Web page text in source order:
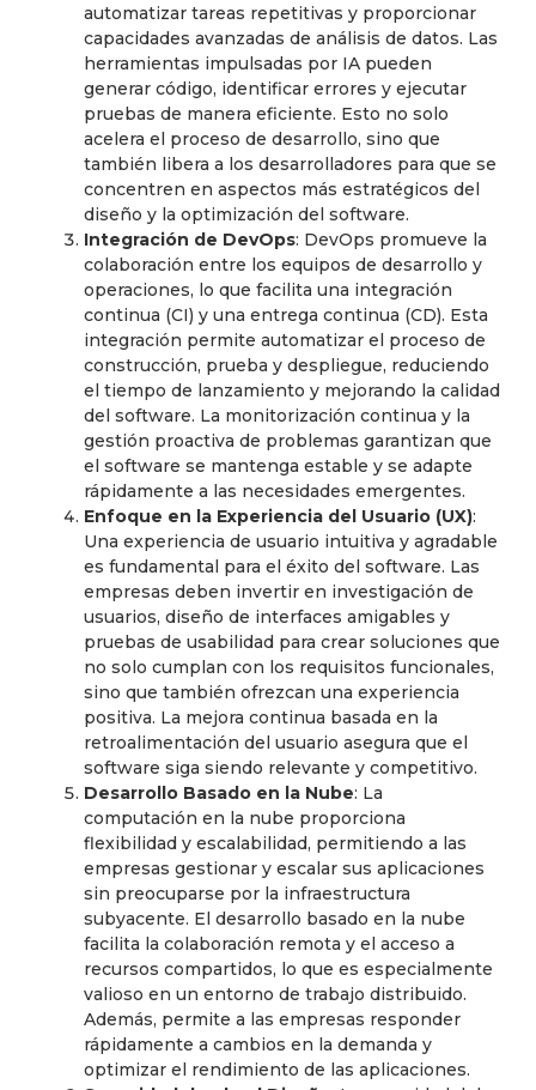
automatizar tareas repetitivas y proporcionar
capacidades avanzadas de análisis de datos. Las
herramientas impulsadas por IA pueden
generar código, identificar errores y ejecutar
pruebas de manera eficiente. Esto no solo
acelera el proceso de desarrollo, sino que
también libera a los desarrolladores para que se
concentren en aspectos más estratégicos del
diseño y la optimización del software.
Integración de DevOps: DevOps promueve la
colaboración entre los equipos de desarrollo y
operaciones, lo que facilita una integración
continua (CI) y una entrega continua (CD). Esta
integración permite automatizar el proceso de
construcción, prueba y despliegue, reduciendo
el tiempo de lanzamiento y mejorando la calidad
del software. La monitorización continua y la
gestión proactiva de problemas garantizan que
el software se mantenga estable y se adapte
rápidamente a las necesidades emergentes.
Enfoque en la Experiencia del Usuario (UX):
Una experiencia de usuario intuitiva y agradable
es fundamental para el éxito del software. Las
empresas deben invertir en investigación de
usuarios, diseño de interfaces amigables y
pruebas de usabilidad para crear soluciones que
no solo cumplan con los requisitos funcionales,
sino que también ofrezcan una experiencia
positiva. La mejora continua basada en la
retroalimentación del usuario asegura que el
software siga siendo relevante y competitivo.
Desarrollo Basado en la Nube: La
computación en la nube proporciona
flexibilidad y escalabilidad, permitiendo a las
empresas gestionar y escalar sus aplicaciones
sin preocuparse por la infraestructura
subyacente. El desarrollo basado en la nube
facilita la colaboración remota y el acceso a
recursos compartidos, lo que es especialmente
valioso en un entorno de trabajo distribuido.
Además, permite a las empresas responder
rápidamente a cambios en la demanda y
optimizar el rendimiento de las aplicaciones.